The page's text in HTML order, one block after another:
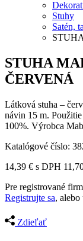
Stuhy
Satén,
STUHA
ČERVENÁ
Látková stuha –
návin 15 m.
100%. Výrobca
Katalógové číslo:
14,39 € s DPH
Pre registrované
Registrujte sa, alebo
Zdieľať